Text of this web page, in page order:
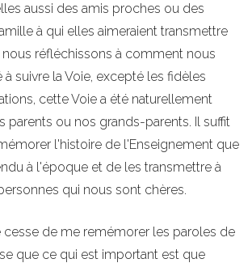
aussi des amis proches ou des
à qui elles aimeraient transmettre
réfléchissons à comment nous
suivre la Voie, excepté les fidèles
cette Voie a été naturellement
parents ou nos grands-parents. Il suffit
l'histoire de l'Enseignement que
à l'époque et de les transmettre à
qui nous sont chères.
cesse de me remémorer les paroles de
que ce qui est important est que